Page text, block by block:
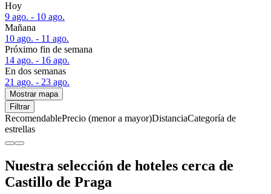
Hoy
9 ago. - 10 ago.
Mañana
10 ago. - 11 ago.
Próximo fin de semana
14 ago. - 16 ago.
En dos semanas
21 ago. - 23 ago.
Mostrar mapa
Filtrar
RecomendablePrecio (menor a mayor)DistanciaCategoría de
estrellas
Nuestra selección de hoteles cerca de
Castillo de Praga